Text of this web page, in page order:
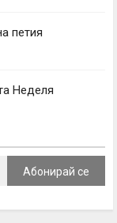
петия
Неделя
Абонирай се